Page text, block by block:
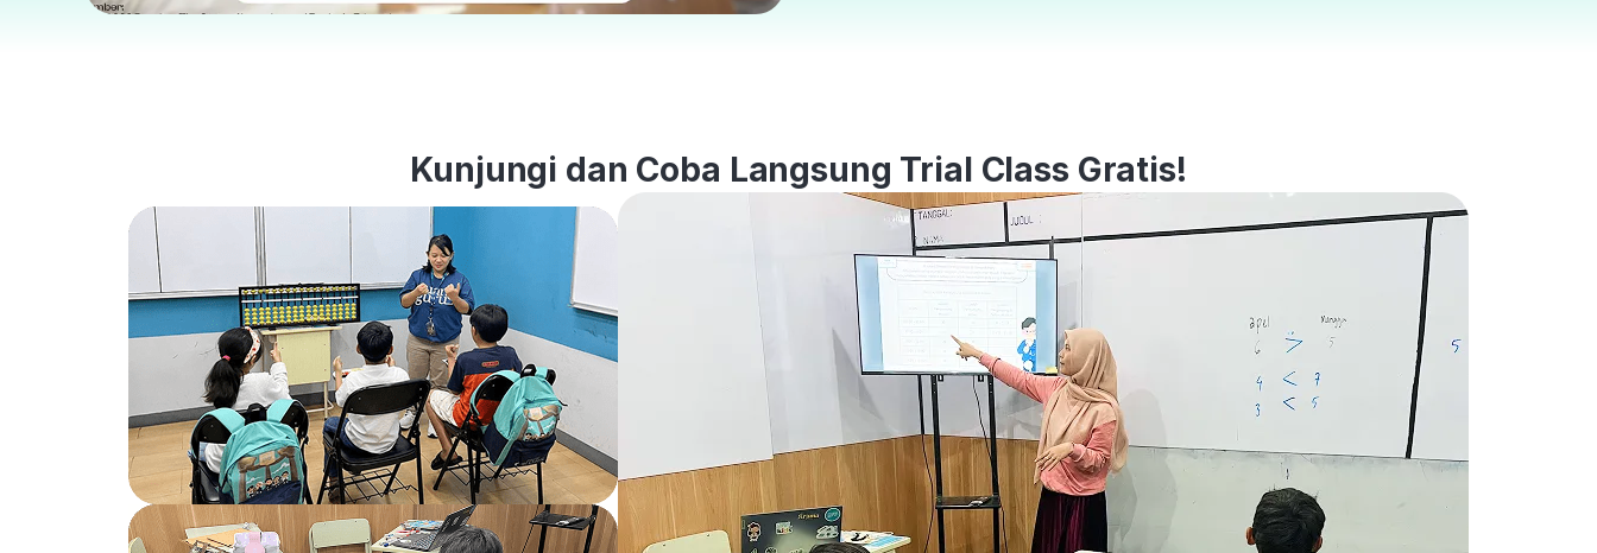
Kunjungi dan Coba Langsung Trial Class Gratis!